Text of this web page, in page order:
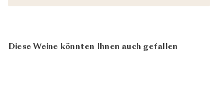
Diese Weine könnten Ihnen auch gefallen